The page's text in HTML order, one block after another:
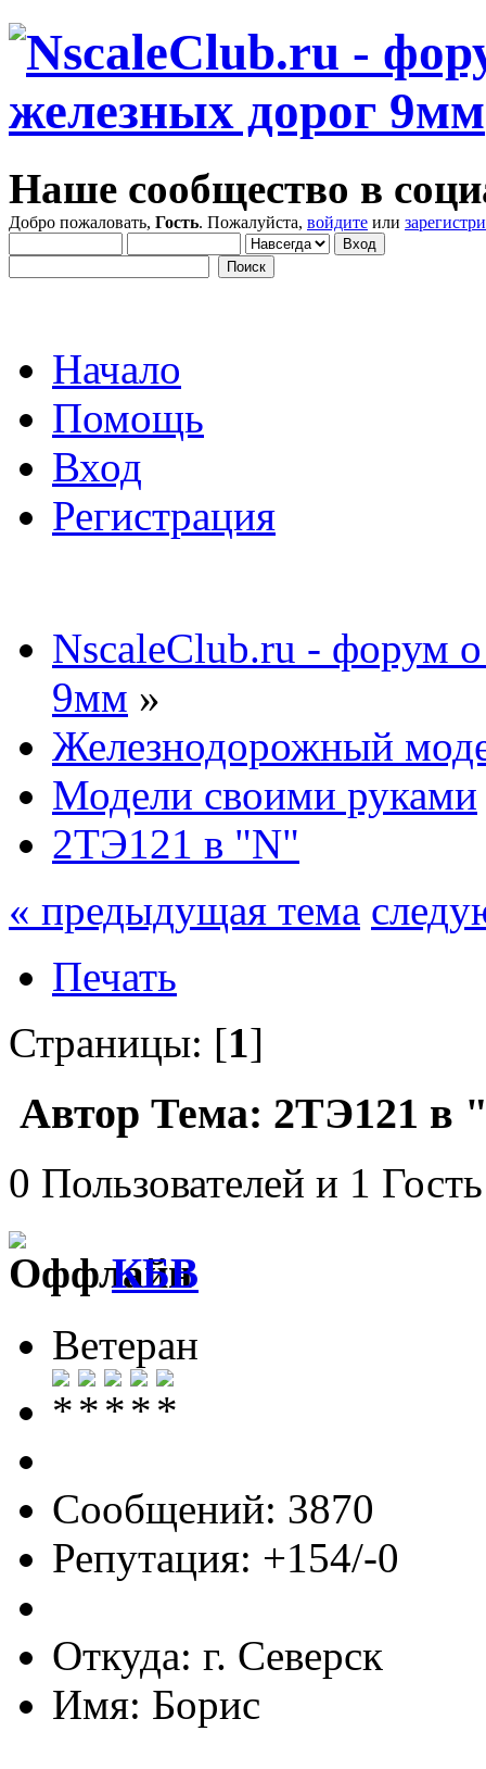
Наше сообщество в
Добро пожаловать, Гость. Пожалуйста, войдите или
Начало
Помощь
Вход
Регистрация
NscaleClub.ru - форум
9мм »
Железнодорожный
Модели своими руками
2ТЭ121 в "N"
« предыдущая тема
Печать
Страницы: [1]
Автор Тема: 2ТЭ121 в
0 Пользователей и 1
КБВ
Ветеран
Сообщений: 3870
Репутация: +154/-0
Откуда: г. Северск
Имя: Борис